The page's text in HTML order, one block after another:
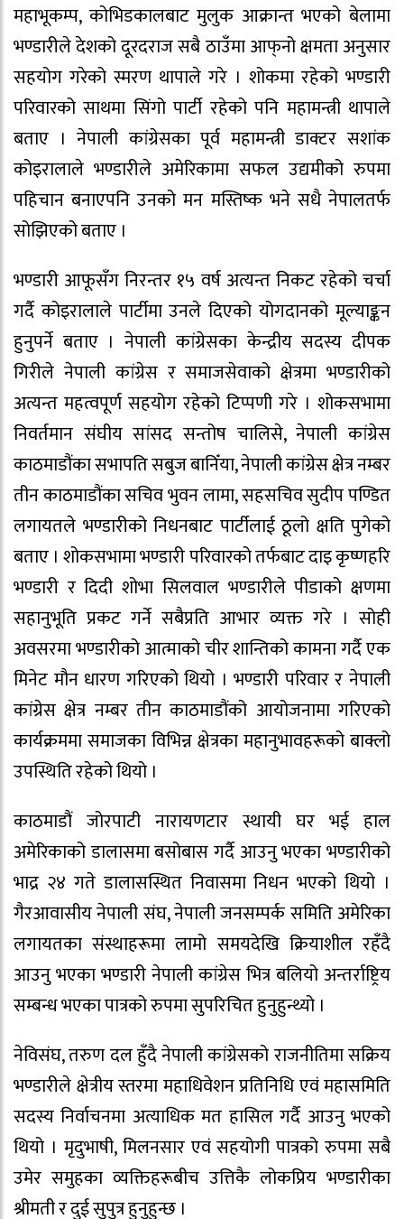
महाभूकम्प, कोभिडकालबाट मुलुक आक्रान्त भएको बेलामा
भण्डारीले देशको दूरदराज सबै ठाउँमा आफ्‌नो क्षमता अनुसार
सहयोग गरेको स्मरण थापाले गरे । शोकमा रहेको भण्डारी
परिवारको साथमा सिंगो पार्टी रहेको पनि महामन्त्री थापाले
बताए । नेपाली कांग्रेसका पूर्व महामन्त्री डाक्टर सशांक
कोइरालाले भण्डारीले अमेरिकामा सफल उद्यमीको रुपमा
पहिचान बनाएपनि उनको मन मस्तिष्क भने सधै नेपालतर्फ
सोझिएको बताए ।
भण्डारी आफूसँग निरन्तर १५ वर्ष अत्यन्त निकट रहेको चर्चा
गर्दै कोइरालाले पार्टीमा उनले दिएको योगदानको मूल्याङ्कन
हुनुपर्ने बताए । नेपाली कांग्रेसका केन्द्रीय सदस्य दीपक
गिरीले नेपाली कांग्रेस र समाजसेवाको क्षेत्रमा भण्डारीको
अत्यन्त महत्वपूर्ण सहयोग रहेको टिप्पणी गरे । शोकसभामा
निवर्तमान संघीय सांसद सन्तोष चालिसे, नेपाली कांग्रेस
काठमाडौंका सभापति सबुज बानिँया, नेपाली कांग्रेस क्षेत्र नम्बर
तीन काठमाडौंका सचिव भुवन लामा, सहसचिव सुदीप पण्डित
लगायतले भण्डारीको निधनबाट पार्टीलाई ठूलो क्षति पुगेको
बताए । शोकसभामा भण्डारी परिवारको तर्फबाट दाइ कृष्णहरि
भण्डारी र दिदी शोभा सिलवाल भण्डारीले पीडाको क्षणमा
सहानुभूति प्रकट गर्ने सबैप्रति आभार व्यक्त गरे । सोही
अवसरमा भण्डारीको आत्माको चीर शान्तिको कामना गर्दै एक
मिनेट मौन धारण गरिएको थियो । भण्डारी परिवार र नेपाली
कांग्रेस क्षेत्र नम्बर तीन काठमाडौंको आयोजनामा गरिएको
कार्यक्रममा समाजका विभिन्न क्षेत्रका महानुभावहरूको बाक्लो
उपस्थिति रहेको थियो ।
काठमाडौं जोरपाटी नारायणटार स्थायी घर भई हाल
अमेरिकाको डालासमा बसोबास गर्दै आउनु भएका भण्डारीको
भाद्र २४ गते डालासस्थित निवासमा निधन भएको थियो ।
गैरआवासीय नेपाली संघ, नेपाली जनसम्पर्क समिति अमेरिका
लगायतका संस्थाहरूमा लामो समयदेखि क्रियाशील रहँदै
आउनु भएका भण्डारी नेपाली कांग्रेस भित्र बलियो अन्तर्राष्ट्रिय
सम्बन्ध भएका पात्रको रुपमा सुपरिचित हुनुहुन्थ्यो ।
नेविसंघ, तरुण दल हुँदै नेपाली कांग्रेसको राजनीतिमा सक्रिय
भण्डारीले क्षेत्रीय स्तरमा महाधिवेशन प्रतिनिधि एवं महासमिति
सदस्य निर्वाचनमा अत्याधिक मत हासिल गर्दै आउनु भएको
थियो । मृदुभाषी, मिलनसार एवं सहयोगी पात्रको रुपमा सबै
उमेर समुहका व्यक्तिहरूबीच उत्तिकै लोकप्रिय भण्डारीका
श्रीमती र दुई सुपुत्र हुनुहुन्छ ।